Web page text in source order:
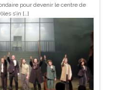
pour devenir le centre de
s’in […]